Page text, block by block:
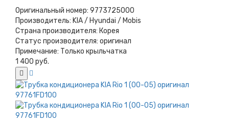
Оригинальный номер: 9773725000
Производитель: KIA / Hyundai / Mobis
Страна производителя: Корея
Статус производителя: оригинал
Примечание: Только крыльчатка
1 400 руб.